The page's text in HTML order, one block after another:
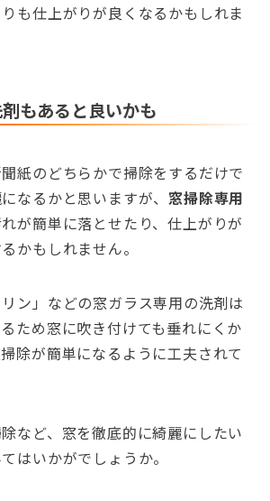
も仕上がりが良くなるかもしれま
もあると良いかも
紙のどちらかで掃除をするだけで
なるかと思いますが、窓掃除専用
が簡単に落とせたり、仕上がりが
かもしれません。
リン」などの窓ガラス専用の洗剤は
ため窓に吹き付けても垂れにくか
除が簡単になるように工夫されて
など、窓を徹底的に綺麗にしたい
はいかがでしょうか。